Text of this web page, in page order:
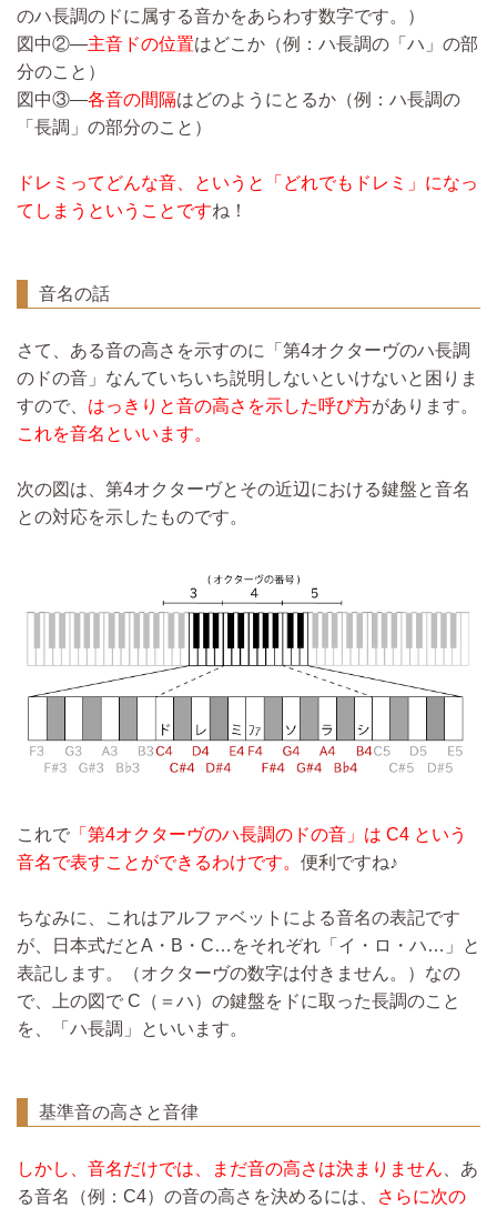
のハ長調のドに属する音かをあらわす数字です。）
図中②―主音ドの位置はどこか（例：ハ長調の「ハ」の部
分のこと）
図中③―各音の間隔はどのようにとるか（例：ハ長調の
「長調」の部分のこと）
ドレミってどんな音、というと「どれでもドレミ」になっ
てしまうということですね！
音名の話
さて、ある音の高さを示すのに「第4オクターヴのハ長調
のドの音」なんていちいち説明しないといけないと困りま
すので、 はっきりと音の高さを示した呼び方があります。
これを音名といいます。
次の図は、第4オクターヴとその近辺における鍵盤と音名
との対応を示したものです。
これで 「第4オクターヴのハ長調のドの音」は C4 という
音名で表すことができるわけです。 便利ですね♪
ちなみに、これはアルファベットによる音名の表記です
が、日本式だとA・B・C…をそれぞれ「イ・ロ・ハ…」と
表記します。（オクターヴの数字は付きません。）なの
で、上の図で C（＝ハ）の鍵盤をドに取った長調のこと
を、「ハ長調」といいます。
基準音の高さと音律
しかし、音名だけでは、まだ音の高さは決まりません 、あ
る音名（例：C4）の音の高さを決めるには、
さらに次の